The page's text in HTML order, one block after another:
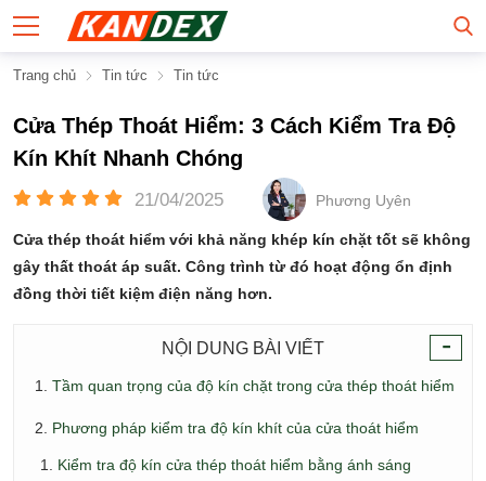
Trang chủ Tin tức Tin tức
Cửa Thép Thoát Hiểm: 3 Cách Kiểm Tra Độ
Kín Khít Nhanh Chóng
21/04/2025 Phương Uyên
Cửa thép thoát hiểm với khả năng khép kín chặt tốt sẽ không
gây thất thoát áp suất. Công trình từ đó hoạt động ổn định
đồng thời tiết kiệm điện năng hơn.
-
NỘI DUNG BÀI VIẾT
Tầm quan trọng của độ kín chặt trong cửa thép thoát hiểm
Phương pháp kiểm tra độ kín khít của cửa thoát hiểm
Kiểm tra độ kín cửa thép thoát hiểm bằng ánh sáng